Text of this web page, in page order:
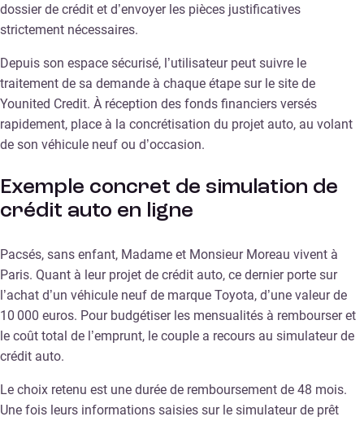
dossier de crédit et d’envoyer les pièces justificatives
strictement nécessaires.
Depuis son espace sécurisé, l’utilisateur peut suivre le
traitement de sa demande à chaque étape sur le site de
Younited Credit. À réception des fonds financiers versés
rapidement, place à la concrétisation du projet auto, au volant
de son véhicule neuf ou d’occasion.
Exemple concret de simulation de
crédit auto en ligne
Pacsés, sans enfant, Madame et Monsieur Moreau vivent à
Paris. Quant à leur projet de crédit auto, ce dernier porte sur
l’achat d’un véhicule neuf de marque Toyota, d’une valeur de
10 000 euros. Pour budgétiser les mensualités à rembourser et
le coût total de l’emprunt, le couple a recours au simulateur de
crédit auto.
Le choix retenu est une durée de remboursement de 48 mois.
Une fois leurs informations saisies sur le simulateur de prêt